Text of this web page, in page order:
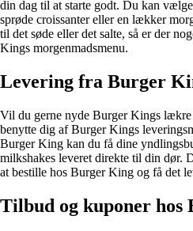
din dag til at starte godt. Du kan
sprøde croissanter eller en lækker
til det søde eller det salte, så er der
Kings morgenmadsmenu.
Levering fra Burger
Vil du gerne nyde Burger Kings lækre
benytte dig af Burger Kings
Burger King kan du få dine
milkshakes leveret direkte til din dør.
at bestille hos Burger King og få det
Tilbud og kuponer hos